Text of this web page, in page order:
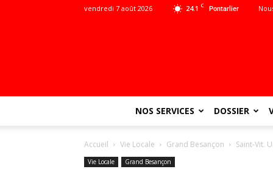
24.1 C Pontarlier
vendredi 7 août 2026
NOS SERVICES DOSSIER
Accueil Vie Locale Grand Besançon Saint-Vit.
Vie Locale Grand Besançon